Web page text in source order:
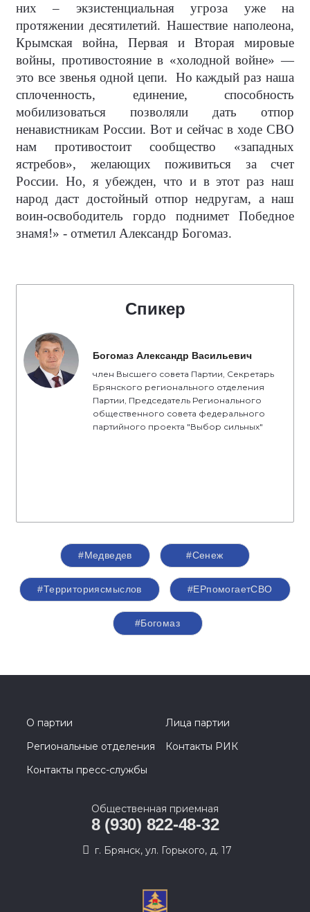
них – экзистенциальная угроза уже на
протяжении десятилетий. Нашествие наполеона,
Крымская война, Первая и Вторая мировые
войны, противостояние в «холодной войне» —
это все звенья одной цепи.
Но каждый раз наша
сплоченность, единение, способность
мобилизоваться позволяли дать отпор
ненавистникам России. Вот и сейчас в ходе СВО
нам противостоит сообщество «западных
ястребов», желающих поживиться за счет
России. Но, я убежден, что и в этот раз наш
народ даст достойный отпор недругам, а наш
воин-освободитель гордо поднимет Победное
знамя!» - отметил Александр Богомаз.
Спикер
Богомаз Александр Васильевич
член Высшего совета Партии, Секретарь
Брянского регионального отделения
Партии, Председатель Регионального
общественного совета федерального
партийного проекта "Выбор сильных"
#Медведев #Сенеж
#Территориясмыслов #ЕРпомогаетСВО
#Богомаз
О партии
Лица партии
Региональные отделения
Контакты РИК
Контакты пресс-службы
Общественная приемная
8 (930) 822-48-32
г. Брянск, ул. Горького, д. 17